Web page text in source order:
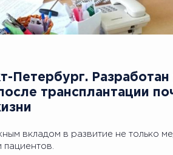
Петербург.
трансплантации
вкладом в развитие не только